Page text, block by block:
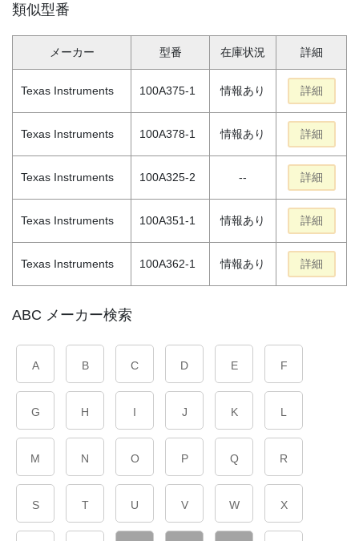
類似型番
メーカー 型番 在庫状況 詳細
Texas Instruments 100A375-1 情報あり 詳細
Texas Instruments 100A378-1 情報あり 詳細
Texas Instruments 100A325-2 -- 詳細
Texas Instruments 100A351-1 情報あり 詳細
Texas Instruments 100A362-1 情報あり 詳細
ABC メーカー検索
A B C D E F
G H I J K L
M N O P Q R
S T U V W X